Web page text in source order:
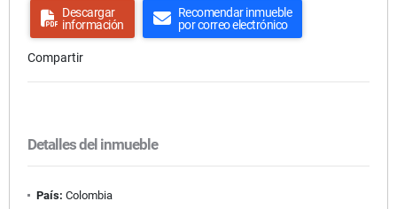
Descargar
información
Recomendar inmueble
por correo electrónico
Compartir
Detalles del inmueble
País: Colombia